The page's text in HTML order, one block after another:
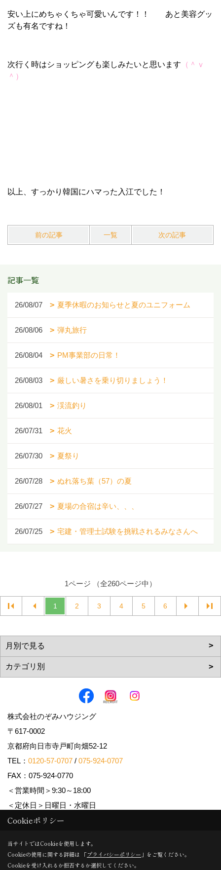
安い上にめちゃくちゃ可愛いんです！！ あと美容グッ
ズも有名ですね！
次行く時はショッピングも楽しみたいと思います （＾ｖ
＾）
以上、すっかり韓国にハマった入江でした！
前の記事 一覧 次の記事
記事一覧
26/08/07 夏季休暇のお知らせと夏のユニフォーム
26/08/06 弾丸旅行
26/08/04 PM事業部の日常！
26/08/03 厳しい暑さを乗り切りましょう！
26/08/01 渓流釣り
26/07/31 花火
26/07/30 夏祭り
26/07/28 ぬれ落ち葉（57）の夏
26/07/27 夏場の合宿は辛い、、、
26/07/25 宅建・管理士試験を挑戦されるみなさんへ
1ページ （全260ページ中）
1 2 3 4 5 6
株式会社のぞみハウジング
〒617-0002
京都府向日市寺戸町向畑52-12
TEL： 0120-57-0707 / 075-924-0707
FAX：075-924-0770
＜営業時間＞9:30～18:00
＜定休日＞日曜日・水曜日
Copyright (c) Nozomi Housing. All Rights Reserved.
Produced byゴデスクリエイト
Cookieポリシー
当サイトではCookieを使用します。
Cookieの使用に関する詳細は 「プライバシーポリシー 」をご覧ください。
Cookieを受け入れるか拒否するか選択してください。